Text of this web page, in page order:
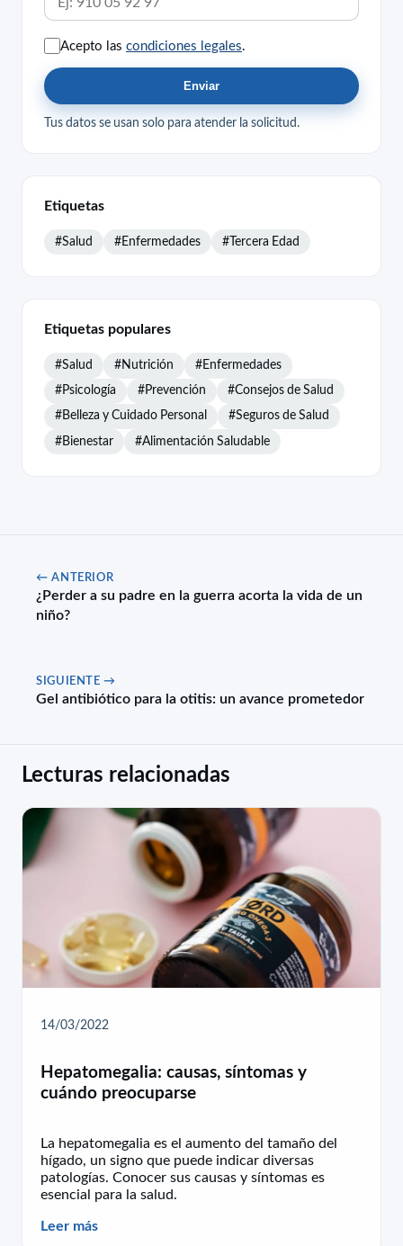
Acepto las condiciones legales.
Enviar
Tus datos se usan solo para atender la solicitud.
Etiquetas
#Salud #Enfermedades #Tercera Edad
Etiquetas populares
#Salud #Nutrición #Enfermedades
#Psicología #Prevención #Consejos de Salud
#Belleza y Cuidado Personal #Seguros de Salud
#Bienestar #Alimentación Saludable
← ANTERIOR
¿Perder a su padre en la guerra acorta la vida de un
niño?
SIGUIENTE →
Gel antibiótico para la otitis: un avance prometedor
Lecturas relacionadas
14/03/2022
Hepatomegalia: causas, síntomas y
cuándo preocuparse
La hepatomegalia es el aumento del tamaño del
hígado, un signo que puede indicar diversas
patologías. Conocer sus causas y síntomas es
esencial para la salud.
Leer más